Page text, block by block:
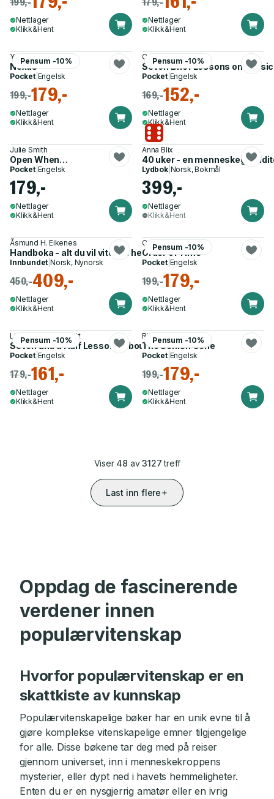
Nettlager
Klikk&Hent
Nettlager
Klikk&Hent
Pensum -10%
Yuval Noah Harari
Nexus
Pocket| Engelsk
199,-179,-
Nettlager
Klikk&Hent
Pensum -10%
Carlo Rovelli
Seven Brief Lessons on
Pocket| Engelsk
169,-152,-
Nettlager
Klikk&Hent
Julie Smith
Open When…
Pocket| Engelsk
179,-
Nettlager
Klikk&Hent
Anna Blix
40 uker - en
Lydbok| Norsk, Bokmål
399,-
Nettlager
Klikk&Hent
Åsmund H. Eikenes
Handboka - alt du vil vite om hendene dine - og litt til
Innbundet |Norsk, Nynorsk
450,-409,-
Nettlager
Klikk&Hent
Pensum -10%
Carlo Rovelli
Order of Time
Pocket| Engelsk
199,-179,-
Nettlager
Klikk&Hent
Pensum -10%
Lisa Feldman Barrett
Seven and a Half Lessons About the Brain
Pocket| Engelsk
179,-161,-
Nettlager
Klikk&Hent
Pensum -10%
Richard Dawkins
The Selfish Gene
Pocket| Engelsk
199,-179,-
Nettlager
Klikk&Hent
Viser 48 av 3127treff
Last inn flere
Oppdag de fascinerende
verdener innen
populærvitenskap
Hvorfor populærvitenskap er en
skattkiste av kunnskap
Populærvitenskapelige bøker har en unik evne til å
gjøre komplekse vitenskapelige emner tilgjengelige
for alle. Disse bøkene tar deg med på reiser
gjennom universet, inn i menneskekroppens
mysterier, eller dypt ned i havets hemmeligheter.
Enten du er en nysgjerrig amatør eller en ivrig